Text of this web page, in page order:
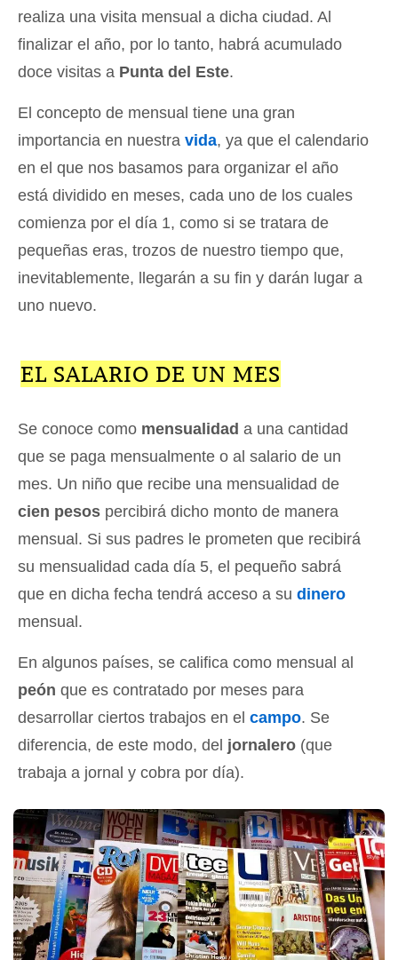
realiza una visita mensual a dicha ciudad. Al
finalizar el año, por lo tanto, habrá acumulado
doce visitas a Punta del Este.
El concepto de mensual tiene una gran
importancia en nuestra vida, ya que el calendario
en el que nos basamos para organizar el año
está dividido en meses, cada uno de los cuales
comienza por el día 1, como si se tratara de
pequeñas eras, trozos de nuestro tiempo que,
inevitablemente, llegarán a su fin y darán lugar a
uno nuevo.
EL SALARIO DE UN MES
Se conoce como mensualidad a una cantidad
que se paga mensualmente o al salario de un
mes. Un niño que recibe una mensualidad de
cien pesos percibirá dicho monto de manera
mensual. Si sus padres le prometen que recibirá
su mensualidad cada día 5, el pequeño sabrá
que en dicha fecha tendrá acceso a su dinero
mensual.
En algunos países, se califica como mensual al
peón que es contratado por meses para
desarrollar ciertos trabajos en el campo. Se
diferencia, de este modo, del jornalero (que
trabaja a jornal y cobra por día).